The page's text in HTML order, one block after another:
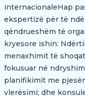
internacionaleHap
ekspertizë për të
qëndrueshëm të
kryesore ishin:
menaxhimit të
fokusuar në
planifikimit me
vlerësimi; dhe